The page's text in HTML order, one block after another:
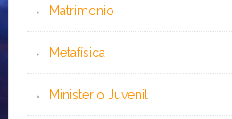
Matrimonio
Metafísica
Ministerio Juvenil